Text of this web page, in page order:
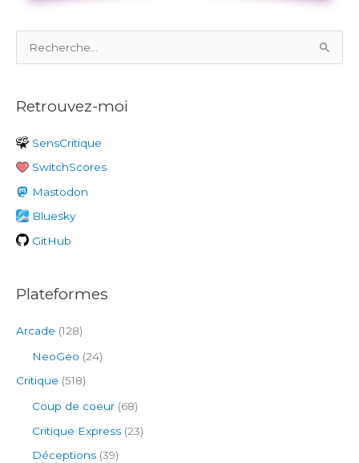
e
h
r
c
h
e
r
Retrouvez-moi
SensCritique
SwitchScores
Mastodon
Bluesky
GitHub
Plateformes
Arcade (128)
NeoGeo (24)
Critique (518)
Coup de coeur (68)
Critique Express (23)
Déceptions (39)